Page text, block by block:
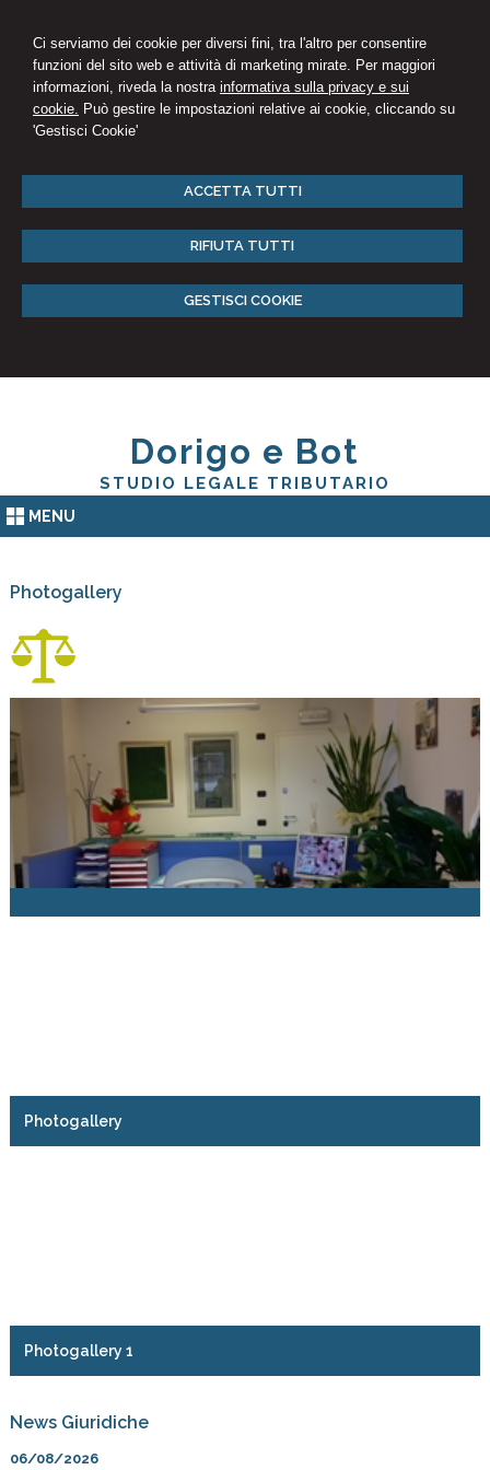
Ci serviamo dei cookie per diversi fini, tra l'altro per consentire
funzioni del sito web e attività di marketing mirate. Per maggiori
informazioni, riveda la nostra informativa sulla privacy e sui
cookie. Può gestire le impostazioni relative ai cookie, cliccando su
'Gestisci Cookie'
ACCETTA TUTTI
RIFIUTA TUTTI
GESTISCI COOKIE
Dorigo e Bot
STUDIO LEGALE TRIBUTARIO
MENU
Photogallery
Photogallery
Photogallery 1
News Giuridiche
06/08/2026